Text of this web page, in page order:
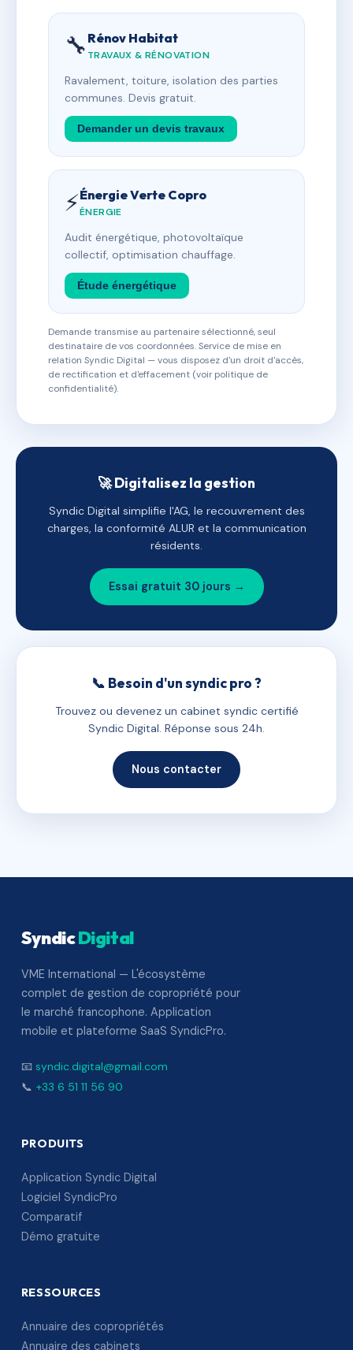
🔧 Rénov Habitat
TRAVAUX & RÉNOVATION
Ravalement, toiture, isolation des parties
communes. Devis gratuit.
Demander un devis travaux
⚡Énergie Verte Copro
ÉNERGIE
Audit énergétique, photovoltaïque
collectif, optimisation chauffage.
Étude énergétique
Demande transmise au partenaire sélectionné, seul
destinataire de vos coordonnées. Service de mise en
relation Syndic Digital — vous disposez d'un droit d'accès,
de rectification et d'effacement (voir politique de
confidentialité).
🚀 Digitalisez la gestion
Syndic Digital simplifie l'AG, le recouvrement des
charges, la conformité ALUR et la communication
résidents.
Essai gratuit 30 jours →
📞 Besoin d'un syndic pro ?
Trouvez ou devenez un cabinet syndic certifié
Syndic Digital. Réponse sous 24h.
Nous contacter
SyndicDigital
VME International — L'écosystème
complet de gestion de copropriété pour
le marché francophone. Application
mobile et plateforme SaaS SyndicPro.
📧 syndic.digital@gmail.com
📞 +33 6 51 11 56 90
PRODUITS
Application Syndic Digital
Logiciel SyndicPro
Comparatif
Démo gratuite
RESSOURCES
Annuaire des copropriétés
Annuaire des cabinets